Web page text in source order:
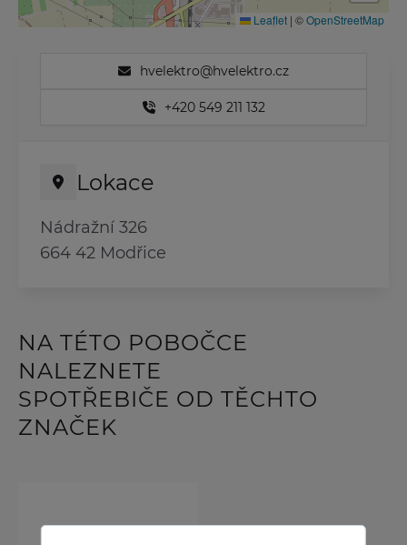
hvelektro@hvelektro.cz
+420 549 211 132
Lokace
Nádražní 326
664 42 Modřice
Leaflet | ©OpenStreetMap
NA TÉTO POBOČCE
NALEZNETE
SPOTŘEBIČE OD TĚCHTO
ZNAČEK